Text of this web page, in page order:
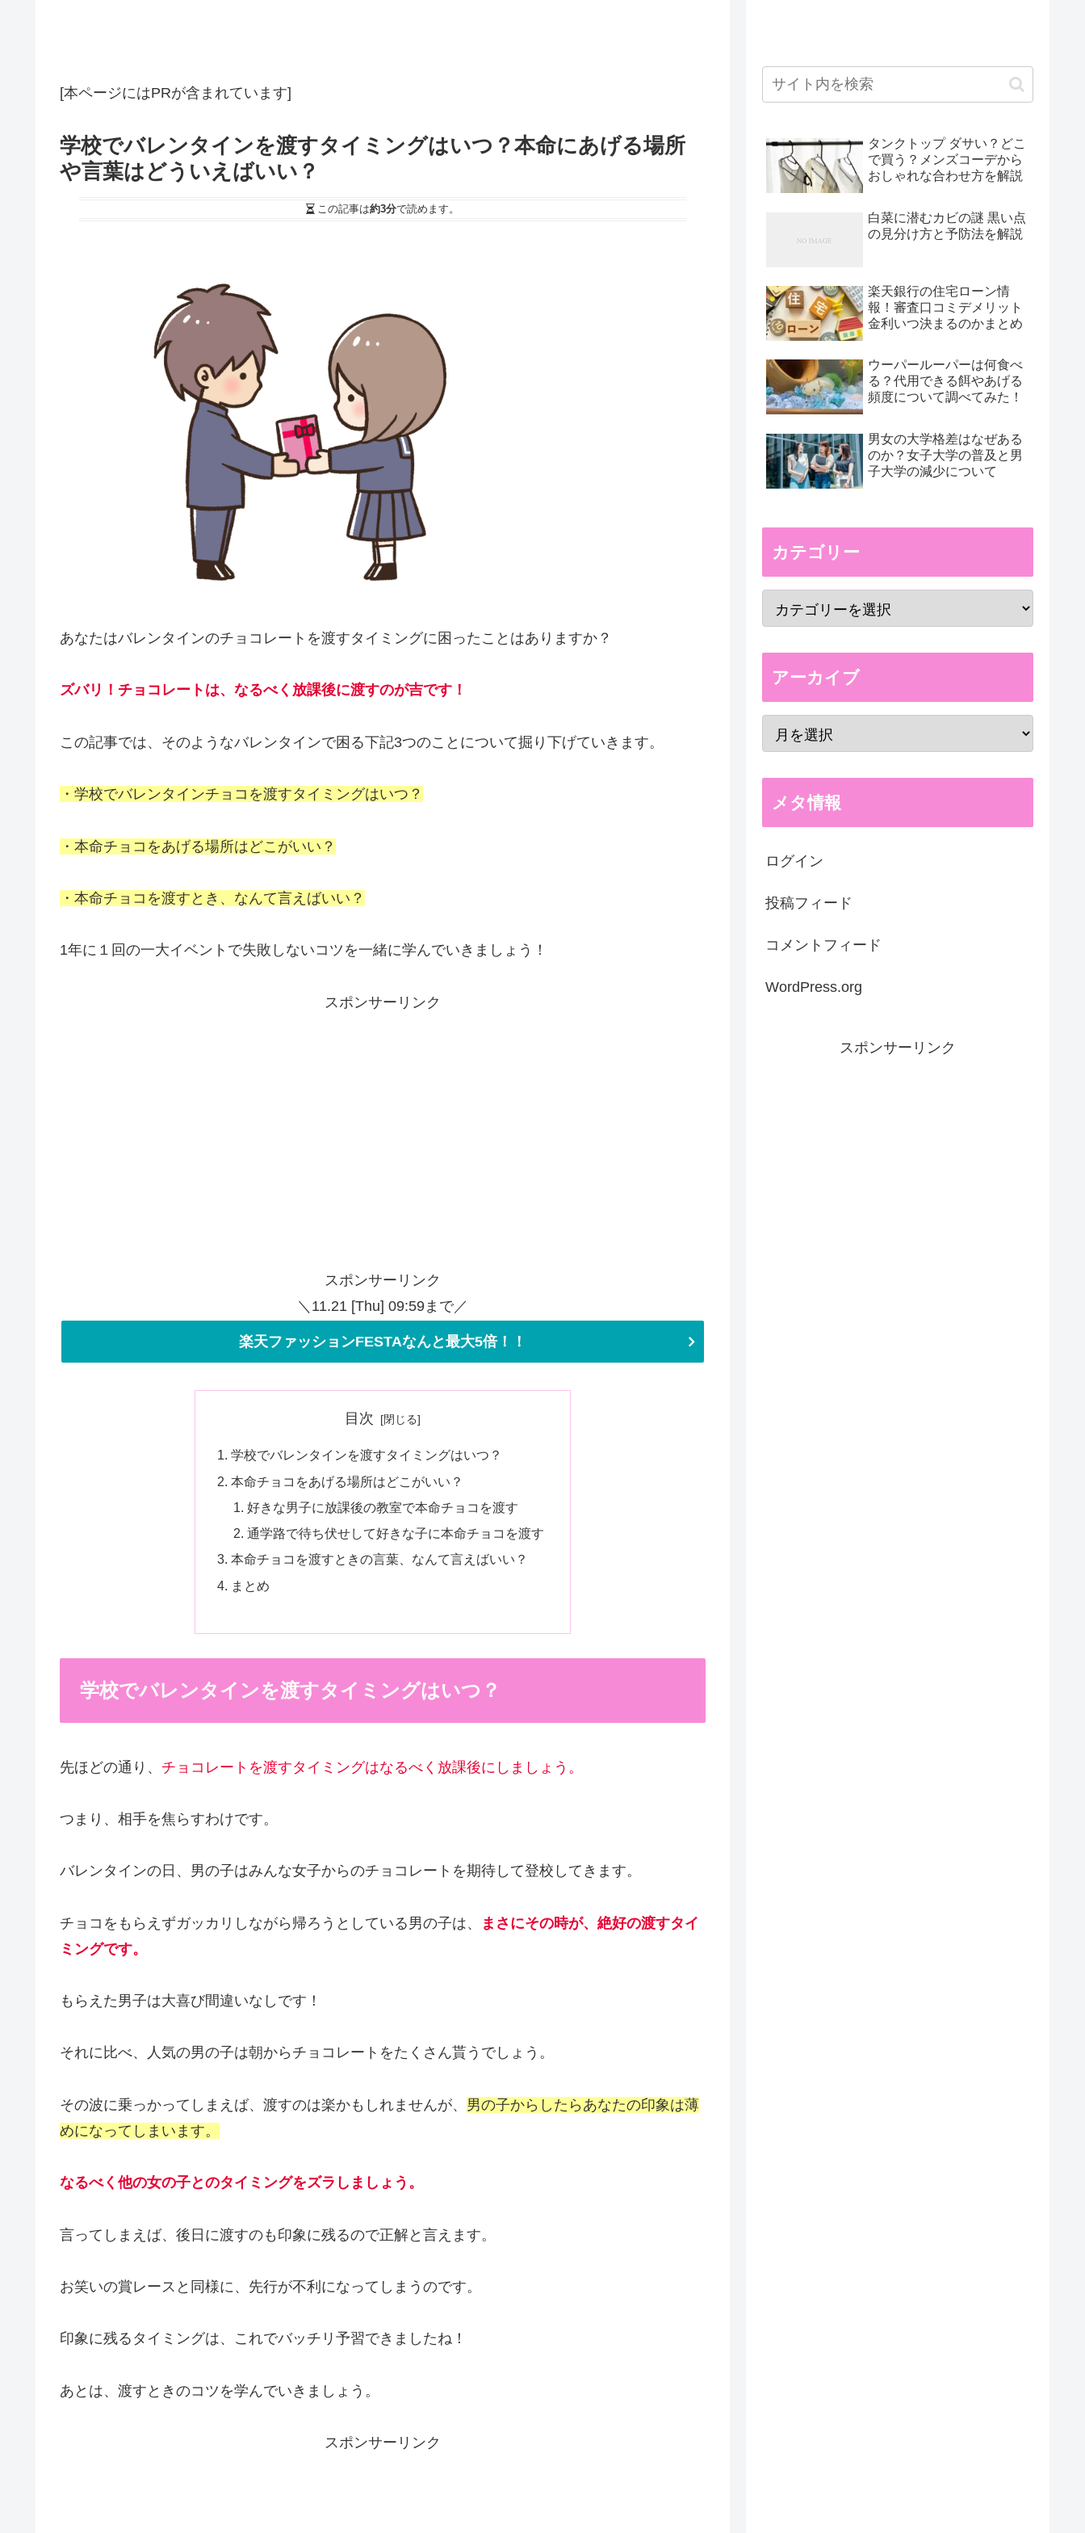
[本ページにはPRが含まれています]
学校でバレンタインを渡すタイミングはいつ？本命にあげる場所
や言葉はどういえばいい？
この記事は約3分で読めます。
あなたはバレンタインのチョコレートを渡すタイミングに困ったことはありますか？
ズバリ！チョコレートは、なるべく放課後に渡すのが吉です！
この記事では、そのようなバレンタインで困る下記3つのことについて掘り下げていきます。
・学校でバレンタインチョコを渡すタイミングはいつ？
・本命チョコをあげる場所はどこがいい？
・本命チョコを渡すとき、なんて言えばいい？
1年に１回の一大イベントで失敗しないコツを一緒に学んでいきましょう！
スポンサーリンク
スポンサーリンク
＼11.21 [Thu] 09:59まで／
楽天ファッションFESTAなんと最大5倍！！
目次
学校でバレンタインを渡すタイミングはいつ？
本命チョコをあげる場所はどこがいい？
好きな男子に放課後の教室で本命チョコを渡す
通学路で待ち伏せして好きな子に本命チョコを渡す
本命チョコを渡すときの言葉、なんて言えばいい？
まとめ
学校でバレンタインを渡すタイミングはいつ？
先ほどの通り、 チョコレートを渡すタイミングはなるべく放課後にしましょう。
つまり、相手を焦らすわけです。
バレンタインの日、男の子はみんな女子からのチョコレートを期待して登校してきます。
チョコをもらえずガッカリしながら帰ろうとしている男の子は、
まさにその時が、絶好の渡すタイ
ミングです。
もらえた男子は大喜び間違いなしです！
それに比べ、人気の男の子は朝からチョコレートをたくさん貰うでしょう。
その波に乗っかってしまえば、渡すのは楽かもしれませんが、 男の子からしたらあなたの印象は薄
めになってしまいます。
なるべく他の女の子とのタイミングをズラしましょう。
言ってしまえば、後日に渡すのも印象に残るので正解と言えます。
お笑いの賞レースと同様に、先行が不利になってしまうのです。
印象に残るタイミングは、これでバッチリ予習できましたね！
あとは、渡すときのコツを学んでいきましょう。
スポンサーリンク
タンクトップ ダサい？どこ
で買う？メンズコーデから
おしゃれな合わせ方を解説
白菜に潜むカビの謎 黒い点
の見分け方と予防法を解説
楽天銀行の住宅ローン情
報！審査口コミデメリット
金利いつ決まるのかまとめ
ウーパールーパーは何食べ
る？代用できる餌やあげる
頻度について調べてみた！
男女の大学格差はなぜある
のか？女子大学の普及と男
子大学の減少について
カテゴリー
アーカイブ
メタ情報
ログイン
投稿フィード
コメントフィード
WordPress.org
スポンサーリンク